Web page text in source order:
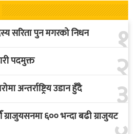
१
सरिता पुन मगरको निधन
२
पदमुक्त
३
अन्तर्राष्ट्रिय उडान हुँदै
६०० भन्दा बढी ग्राजुयट